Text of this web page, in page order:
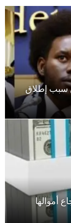
سبب إطلاق
أموالها